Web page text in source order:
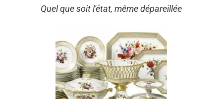
Quel que soit l'état, même dépareillée